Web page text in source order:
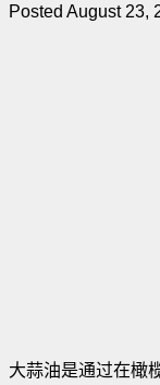
Posted August 23,
大蒜油是通过在橄